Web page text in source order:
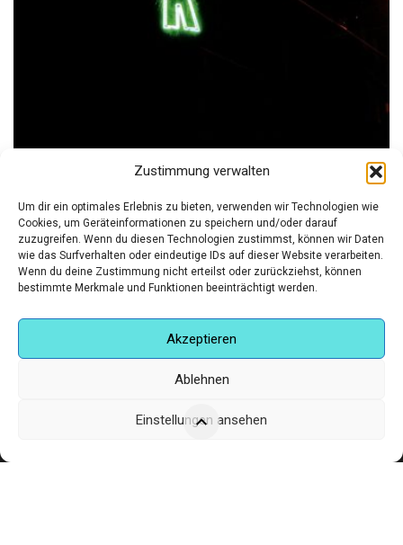
Zustimmung verwalten
Um dir ein optimales Erlebnis zu bieten, verwenden wir Technologien wie
Cookies, um Geräteinformationen zu speichern und/oder darauf
zuzugreifen. Wenn du diesen Technologien zustimmst, können wir Daten
wie das Surfverhalten oder eindeutige IDs auf dieser Website verarbeiten.
Wenn du deine Zustimmung nicht erteilst oder zurückziehst, können
bestimmte Merkmale und Funktionen beeinträchtigt werden.
Akzeptieren
Ablehnen
Einstellungen ansehen
ART:IG KÜNSTLER,FOTOGRAFIE DIESES
PRODUKT
WEIST
MEHRERE
VARIANTEN
DIE
OPTIONEN
KÖNNEN
AUF
PRODUKTSEITE
€200,00 –€300,00PREISSPANNE:
€200,00
€300,00